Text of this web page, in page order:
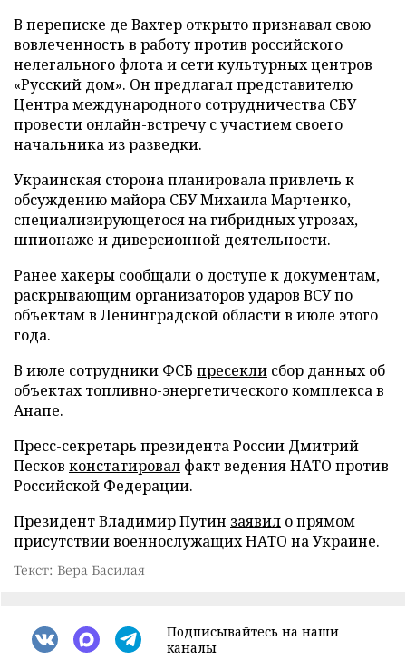
В переписке де Вахтер открыто признавал свою
вовлеченность в работу против российского
нелегального флота и сети культурных центров
«Русский дом». Он предлагал представителю
Центра международного сотрудничества СБУ
провести онлайн-встречу с участием своего
начальника из разведки.
Украинская сторона планировала привлечь к
обсуждению майора СБУ Михаила Марченко,
специализирующегося на гибридных угрозах,
шпионаже и диверсионной деятельности.
Ранее хакеры сообщали о доступе к документам,
раскрывающим организаторов ударов ВСУ по
объектам в Ленинградской области в июле этого
года.
В июле сотрудники ФСБ пресекли сбор данных об
объектах топливно-энергетического комплекса в
Анапе.
Пресс-секретарь президента России Дмитрий
Песков констатировал факт ведения НАТО против
Российской Федерации.
Президент Владимир Путин заявил о прямом
присутствии военнослужащих НАТО на Украине.
Текст: Вера Басилая
Подписывайтесь на наши
каналы